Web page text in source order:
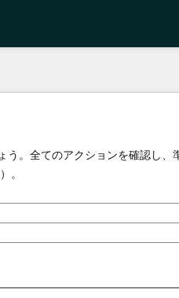
。全てのアクションを確認し、
。